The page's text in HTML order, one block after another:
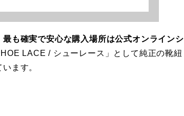
最も確実で安心な購入場所は公式オンラインシ
LACE / シューレース」として純正の靴紐
ます。